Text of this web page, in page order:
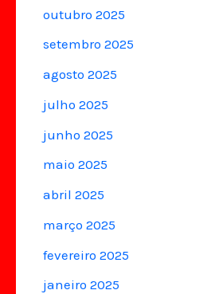
outubro 2025
setembro 2025
agosto 2025
julho 2025
junho 2025
maio 2025
abril 2025
março 2025
fevereiro 2025
janeiro 2025